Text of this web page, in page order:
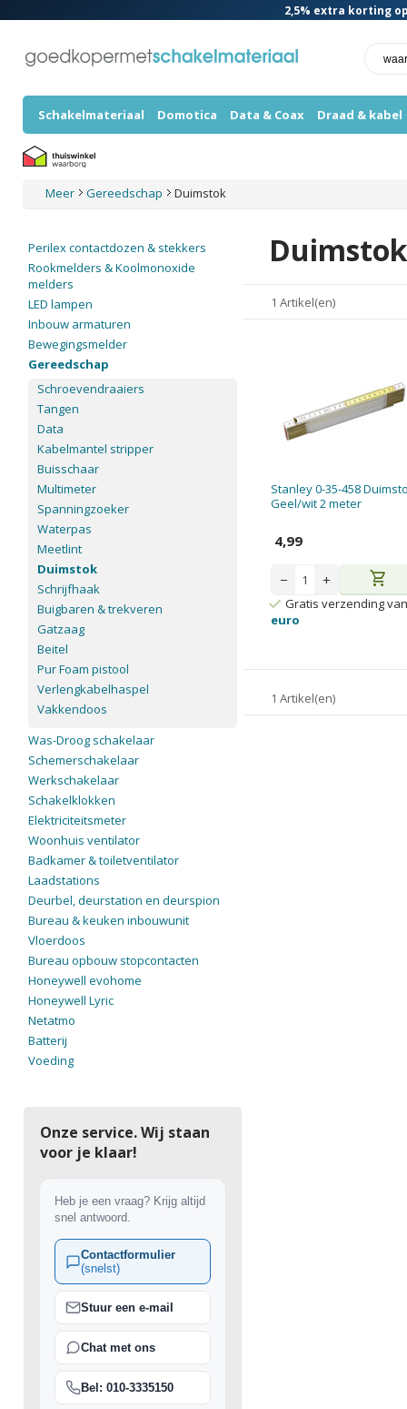
2,5% extra korting
Schakelmateriaal Domotica Data & Coax Draad & kabel
Meer Gereedschap Duimstok
Duimstok
1 Artikel(en)
Stanley 0-35-458
Geel/wit 2 meter
4,99
− + shopping_cart
Gratis verzending
euro
1 Artikel(en)
Perilex contactdozen & stekkers
Rookmelders & Koolmonoxide
melders
LED lampen
Inbouw armaturen
Bewegingsmelder
Gereedschap
Schroevendraaiers
Tangen
Data
Kabelmantel stripper
Buisschaar
Multimeter
Spanningzoeker
Waterpas
Meetlint
Duimstok
Schrijfhaak
Buigbaren & trekveren
Gatzaag
Beitel
Pur Foam pistool
Verlengkabelhaspel
Vakkendoos
Was-Droog schakelaar
Schemerschakelaar
Werkschakelaar
Schakelklokken
Elektriciteitsmeter
Woonhuis ventilator
Badkamer & toiletventilator
Laadstations
Deurbel, deurstation en deurspion
Bureau & keuken inbouwunit
Vloerdoos
Bureau opbouw stopcontacten
Honeywell evohome
Honeywell Lyric
Netatmo
Batterij
Voeding
Onze service. Wij staan
voor je klaar!
Heb je een vraag? Krijg altijd
snel antwoord.
Contactformulier
(snelst)
Stuur een e-mail
Chat met ons
Bel: 010-3335150